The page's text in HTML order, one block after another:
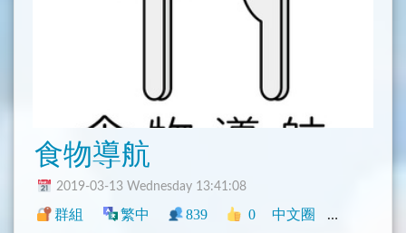
食物導航
2019-03-13 Wednesday 13:41:08
群組 繁中 839 0 中文圈 臺灣